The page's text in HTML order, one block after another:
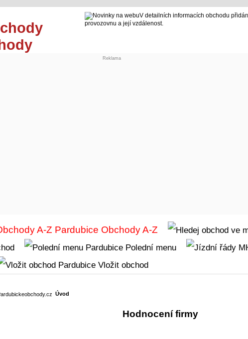
V detailních informacích obchodu
provozovnu a její vzdálenost.
Reklama
Obchody A-Z
Polední menu
Vložit obchod
Úvod
Hodnocení firmy